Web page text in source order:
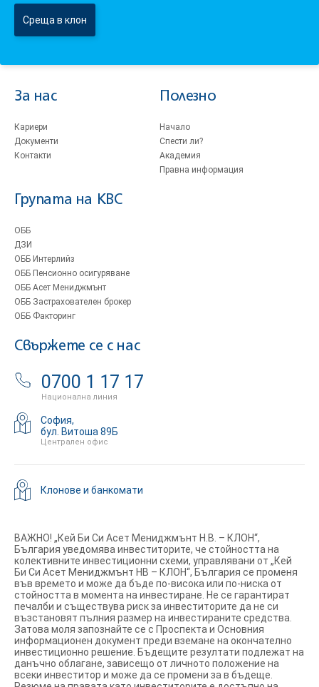
Среща в клон
За нас
Кариери
Документи
Контакти
Полезно
Начало
Спести ли?
Академия
Правна информация
Групата на KBC
ОББ
ДЗИ
ОББ Интерлийз
ОББ Пенсионно осигуряване
ОББ Асет Мениджмънт
ОББ Застрахователен брокер
ОББ Факторинг
Свържете се с нас
0700 1 17 17
Национална линия
София,
бул. Витоша 89Б
Централен офис
Клонове и банкомати
ВАЖНО! „Кей Би Си Асет Мениджмънт Н.В. – КЛОН“,
България уведомява инвеститорите, че стойността на
колективните инвестиционни схеми, управлявани от „Кей
Би Си Асет Мениджмънт НВ – КЛОН“, България се променя
във времето и може да бъде по-висока или по-ниска от
стойността в момента на инвестиране. Не се гарантират
печалби и съществува риск за инвеститорите да не си
възстановят пълния размер на инвестираните средства.
Затова моля запознайте се с Проспекта и Основния
информационен документ преди вземане на окончателно
инвестиционно решение. Бъдещите резултати подлежат на
данъчно облагане, зависещо от личното положение на
всеки инвеститор и може да се промени за в бъдеще.